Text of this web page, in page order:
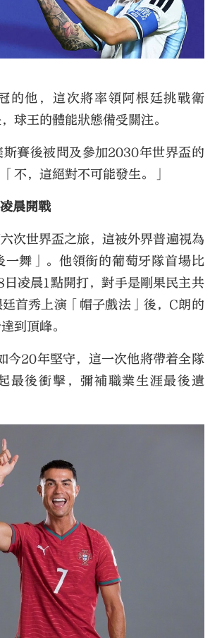
的他，這次將率領阿根廷挑戰衛
球王的體能狀態備受關注。
賽後被問及參加2030年世界盃的
不，這絕對不可能發生。」
晨開戰
次世界盃之旅，這被外界普遍視為
一舞」。他領銜的葡萄牙隊首場比
凌晨1點開打，對手是剛果民主共
首秀上演「帽子戲法」後，C朗的
到頂峰。
今20年堅守，這一次他將帶着全隊
最後衝擊，彌補職業生涯最後遺